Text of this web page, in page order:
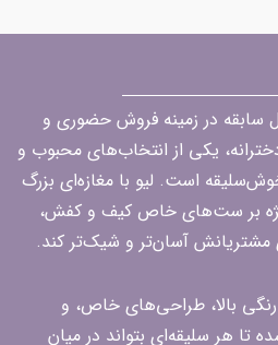
لیو با بیش از ۶ سال سابقه در زمینه فروش حضوری و
یکی از انتخاب‌های محبوب و
است. لیو با مغازه‌ای بزرگ
بر ست‌های خاص کیف و کفش،
مشتریانش آسان‌تر و شیک‌تر کند.
بالا، طراحی‌های خاص، و
هر سلیقه‌ای بتواند در میان